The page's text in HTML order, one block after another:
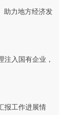
助力地方经济发
入国有企业，
报工作进展情